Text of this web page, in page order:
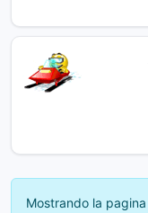
Mostrando la pagina